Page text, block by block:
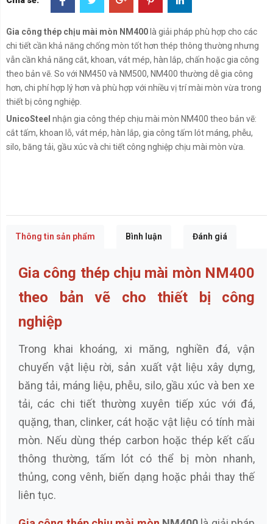
Gia công thép chịu mài mòn NM400là giải pháp phù hợp cho các
chi tiết cần khả năng chống mòn tốt hơn thép thông thường nhưng
vẫn cần khả năng cắt, khoan, vát mép, hàn lắp, chấn hoặc gia công
theo bản vẽ. So với NM450 và NM500, NM400 thường dễ gia công
hơn, chi phí hợp lý hơn và phù hợp với nhiều vị trí mài mòn vừa trong
thiết bị công nghiệp.
UnicoSteel nhận gia công thép chịu mài mòn NM400 theo bản vẽ:
cắt tấm, khoan lỗ, vát mép, hàn lắp, gia công tấm lót máng, phễu,
silo, băng tải, gầu xúc và chi tiết công nghiệp chịu mài mòn vừa.
Thông tin sản phẩm Bình luận Đánh giá
Gia công thép chịu mài mòn NM400
theo bản vẽ cho thiết bị công
nghiệp
Trong khai khoáng, xi măng, nghiền đá, vận
chuyển vật liệu rời, sản xuất vật liệu xây dựng,
băng tải, máng liệu, phễu, silo, gầu xúc và ben xe
tải, các chi tiết thường xuyên tiếp xúc với đá,
quặng, than, clinker, cát hoặc vật liệu có tính mài
mòn. Nếu dùng thép carbon hoặc thép kết cấu
thông thường, tấm lót có thể bị mòn nhanh,
thủng, cong vênh, biến dạng hoặc phải thay thế
liên tục.